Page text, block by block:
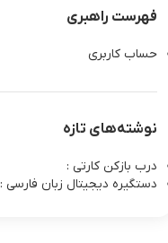
فهرست راهبری
حساب کاربری
نوشته‌های تازه
درب بازکن کارتی :
دستگیره دیجیتال زبان فارسی :